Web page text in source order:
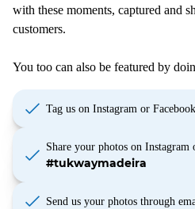
with these moments, captured and
customers.
You too can also be featured by
Tag us on Instagram or
Share your photos on Instagram
#tukwaymadeira
Send us your photos through